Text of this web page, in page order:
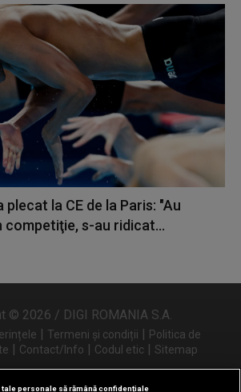
plecat la CE de la Paris: "Au
competiţie, s-au ridicat...
© 2026 / DIGI ROMANIA S.A.
| Termeni și condiții | Politica de
| Contact/Info | Codul etic | Sitemap
tale personale să rămână confidențiale